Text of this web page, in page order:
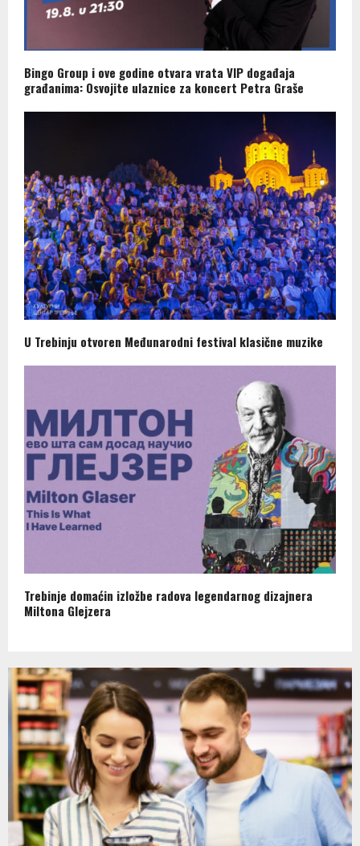
Bingo Group i ove godine otvara vrata VIP događaja
građanima: Osvojite ulaznice za koncert Petra Graše
U Trebinju otvoren Međunarodni festival klasične muzike
Trebinje domaćin izložbe radova legendarnog dizajnera
Miltona Glejzera